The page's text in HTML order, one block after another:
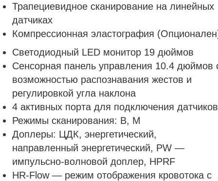
Трапециевидное сканирование на линейных
датчиках
Компрессионная эластография
Светодиодный LED монитор 19 дюймов
Сенсорная панель управления 10.4 дюймов
возможностью распознавания жестов и
регулировкой угла наклона
4 активных порта для подключения датчиков
Режимы сканирования: В, М
Доплеры: ЦДК, энергетический,
направленный энергетический, PW —
импульсно-волновой доплер, HPRF
HR-Flow — режим отображения кровотока с